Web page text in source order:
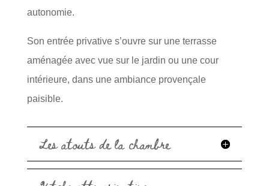
autonomie.
Son entrée privative s’ouvre sur une terrasse
aménagée avec vue sur le jardin ou une cour
intérieure, dans une ambiance provençale
paisible.
Les atouts de la chambre